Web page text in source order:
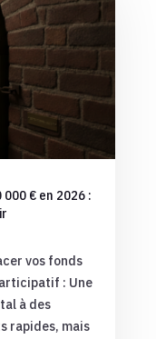
€ en 2026 :
vos fonds
: Une
à des
rapides, mais